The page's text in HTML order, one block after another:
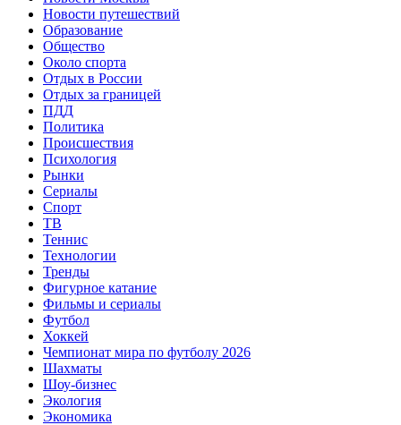
Новости путешествий
Образование
Общество
Около спорта
Отдых в России
Отдых за границей
ПДД
Политика
Происшествия
Психология
Рынки
Сериалы
Спорт
ТВ
Теннис
Технологии
Тренды
Фигурное катание
Фильмы и сериалы
Футбол
Хоккей
Чемпионат мира по футболу 2026
Шахматы
Шоу-бизнес
Экология
Экономика